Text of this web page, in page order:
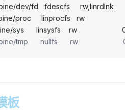
dev/fd   fdescfs     rw,linrdlnk
proc     linprocfs   rw
sys      linsysfs    rw
tmp      nullfs      rw
板